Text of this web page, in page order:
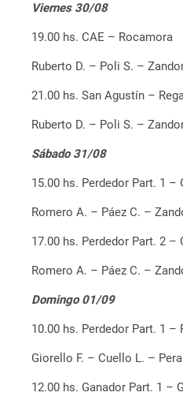
Viernes 30/08
19.00 hs. CAE – Rocamora
Ruberto D. – Poli S. –
21.00 hs. San Agustín –
Ruberto D. – Poli S. –
Sábado 31/08
15.00 hs. Perdedor Part. 1 –
Romero A. – Páez C. –
17.00 hs. Perdedor Part. 2 –
Romero A. – Páez C. –
Domingo 01/09
10.00 hs. Perdedor Part. 1 –
Giorello F. – Cuello L. –
12.00 hs. Ganador Part. 1 –